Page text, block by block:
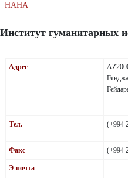
НАНА
Институт гуманитарных
Адрес
Тел. (+994
Факс (+994
Э-почта